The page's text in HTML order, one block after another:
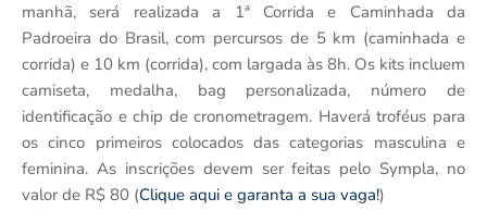
manhã, será realizada a 1ª Corrida e Caminhada da
Padroeira do Brasil, com percursos de 5 km (caminhada e
corrida) e 10 km (corrida), com largada às 8h. Os kits incluem
camiseta, medalha, bag personalizada, número de
identificação e chip de cronometragem. Haverá troféus para
os cinco primeiros colocados das categorias masculina e
feminina. As inscrições devem ser feitas pelo Sympla, no
valor de R$ 80 (Clique aqui e garanta a sua vaga!)